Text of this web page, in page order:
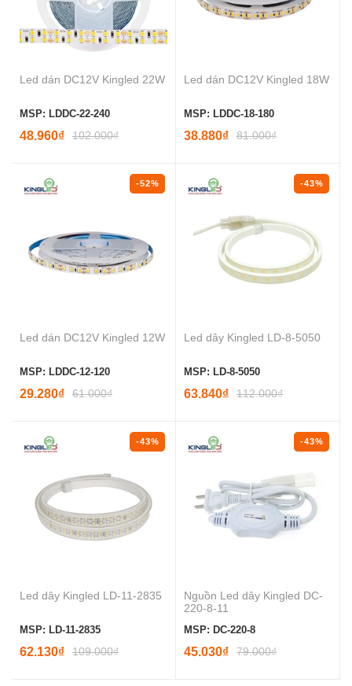
Led dán DC12V Kingled 22W
MSP: LDDC-22-240
48.960₫ 102.000₫
Led dán DC12V Kingled 18W
MSP: LDDC-18-180
38.880₫ 81.000₫
-52%
Led dán DC12V Kingled 12W
MSP: LDDC-12-120
29.280₫ 61.000₫
-43%
Led dây Kingled LD-8-5050
MSP: LD-8-5050
63.840₫ 112.000₫
-43%
Led dây Kingled LD-11-2835
MSP: LD-11-2835
62.130₫ 109.000₫
-43%
Nguồn Led dây Kingled DC-
220-8-11
MSP: DC-220-8
45.030₫ 79.000₫